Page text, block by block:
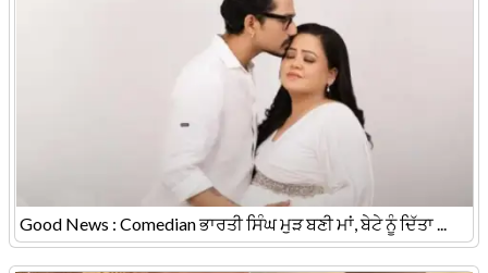
Good News : Comedian ਭਾਰਤੀ ਸਿੰਘ ਮੁੜ ਬਣੀ ਮਾਂ, ਬੇਟੇ ਨੂੰ ਦਿੱਤਾ ...